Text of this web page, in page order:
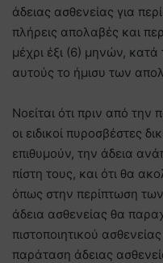
άδειας ασθενείας για
πλήρεις απολαβές και
μέχρι έξι (6) μηνών,
αυτούς το ήμισυ των
Νοείται ότι πριν από την
οι ειδικοί πυροσβέστες
επιθυμούν, την άδεια
πίστη τους, και ότι θα
όπως στην περίπτωση
άδεια ασθενείας θα
πιστοποιητικού
παράταση άδειας